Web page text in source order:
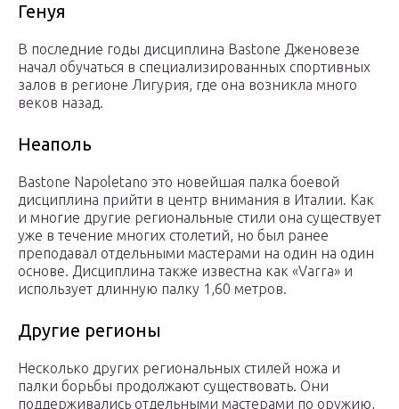
Генуя
В последние годы дисциплина Bastone Дженовезе
начал обучаться в специализированных спортивных
залов в регионе Лигурия, где она возникла много
веков назад.
Неаполь
Bastone Napoletano это новейшая палка боевой
дисциплина прийти в центр внимания в Италии. Как
и многие другие региональные стили она существует
уже в течение многих столетий, но был ранее
преподавал отдельными мастерами на один на один
основе. Дисциплина также известна как «Varra» и
использует длинную палку 1,60 метров.
Другие регионы
Несколько других региональных стилей ножа и
палки борьбы продолжают существовать. Они
поддерживались отдельными мастерами по оружию,